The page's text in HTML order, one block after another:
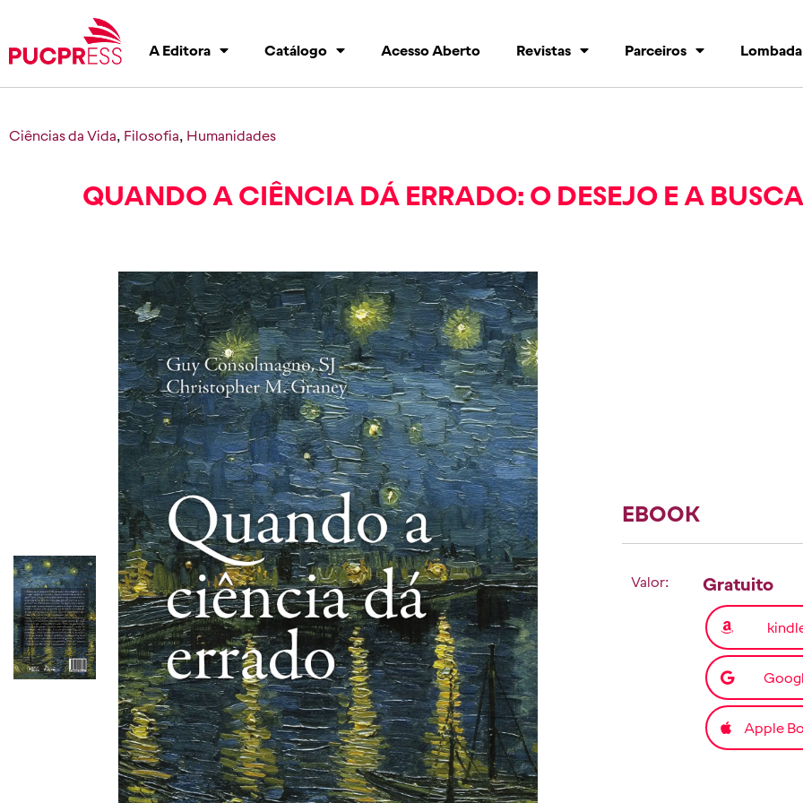
A Editora Catálogo Acesso Aberto Revistas Parceiros Lombada
Ciências da Vida, Filosofia, Humanidades
QUANDO A CIÊNCIA DÁ ERRADO: O DESEJO E A
EBOOK
Valor: Gratuito
Apple